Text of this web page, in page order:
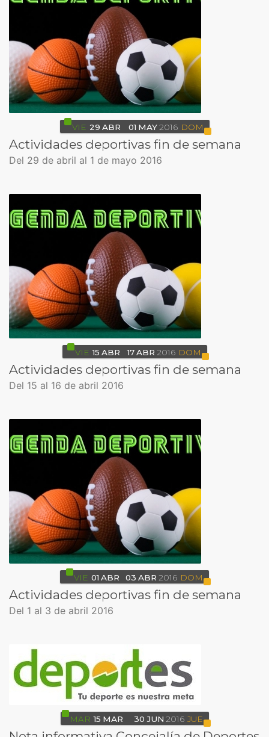
VIE 29 ABR 01 MAY 2016 DOM
Actividades deportivas fin de semana
Del 29 de abril al 1 de mayo 2016
VIE 15 ABR 17 ABR 2016 DOM
Actividades deportivas fin de semana
Del 15 al 16 de abril 2016
VIE 01 ABR 03 ABR 2016 DOM
Actividades deportivas fin de semana
Del 1 al 3 de abril 2016
MAR 15 MAR 30 JUN 2016 JUE